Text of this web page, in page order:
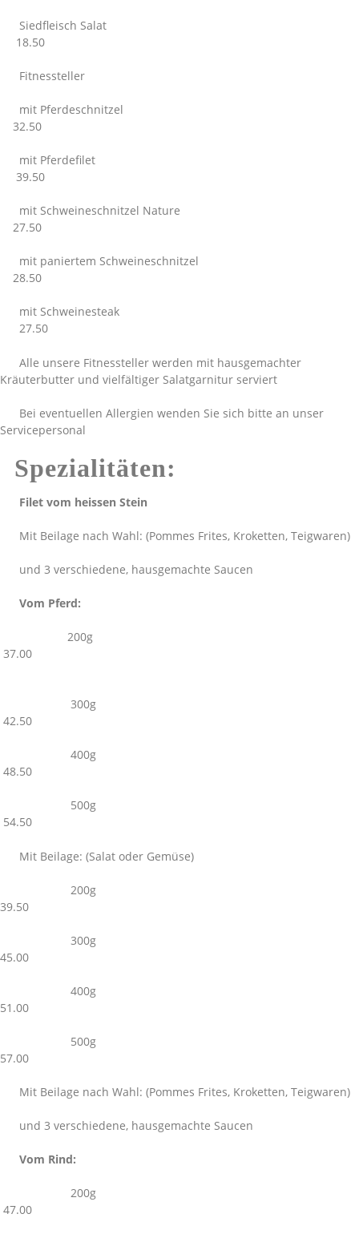
Siedfleisch Salat
18.50
Fitnessteller
mit Pferdeschnitzel
32.50
mit Pferdefilet
39.50
mit Schweineschnitzel Nature
27.50
mit paniertem Schweineschnitzel
28.50
mit Schweinesteak
27.50
Alle unsere Fitnessteller werden mit hausgemachter
Kräuterbutter und vielfältiger Salatgarnitur serviert
Bei eventuellen Allergien wenden Sie sich bitte an unser
Servicepersonal
Spezialitäten:
Filet vom heissen Stein
Mit Beilage nach Wahl: (Pommes Frites, Kroketten, Teigwaren)
und 3 verschiedene, hausgemachte Saucen
Vom Pferd:
200g
37.00
300g
42.50
400g
48.50
500g
54.50
Mit Beilage: (Salat oder Gemüse)
200g
39.50
300g
45.00
400g
51.00
500g
57.00
Mit Beilage nach Wahl: (Pommes Frites, Kroketten, Teigwaren)
und 3 verschiedene, hausgemachte Saucen
Vom Rind:
200g
47.00